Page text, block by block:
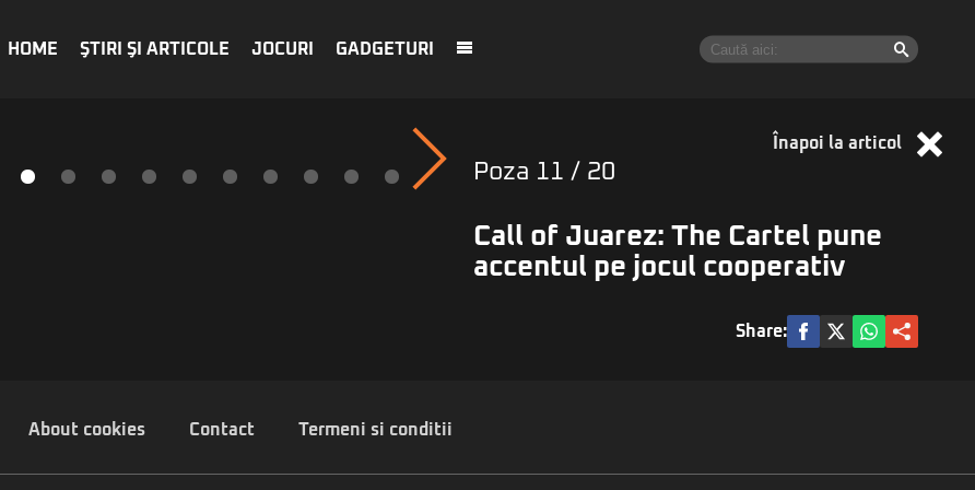
HOME ŞTIRI ŞI ARTICOLE JOCURI GADGETURI
Înapoi la articol
Poza 11 / 20
Call of Juarez: The Cartel pune
accentul pe jocul cooperativ
Share:
About cookies Contact Termeni si conditii